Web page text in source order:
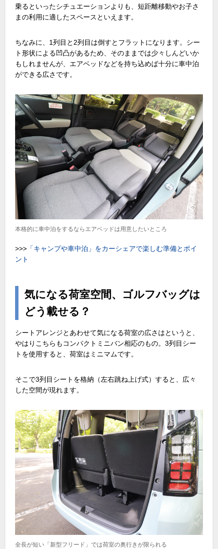
乗るといったシチュエーションよりも、短距離移動やお子さ
まの利用に適したスペースといえます。
ちなみに、 1列目と 2列目は倒すとフラットになります。シー
ト形状による凹凸があるため、そのままでは少々しんどいか
もしれませんが、エアベッドなどを持ち込めば十分に車中泊
ができる広さです。
本格的に車中泊をするならエアベッドは用意したいところ
>>> 「キャンプや車中泊」をカーシェアで楽しむ準備とポイ
ント
気になる荷室空間、ゴルフバッグは
どう載せる？
シートアレンジとあわせて気になる荷室の広さはというと、
やはりこちらもコンパクトミニバン相応のもの。3列目シー
トを使用すると、荷室はミニマムです。
そこで3列目シートを格納（左右跳ね上げ式）すると、広々
した空間が現れます。
全長が短い「新型フリード」では荷室の奥行きが限られる